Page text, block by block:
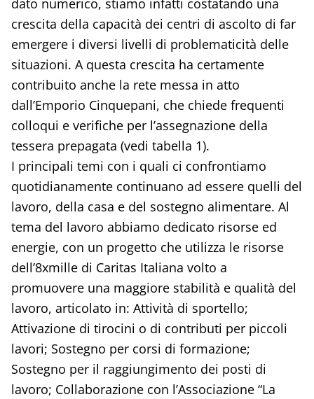
dato numerico, stiamo infatti costatando una
crescita della capacità dei centri di ascolto di far
emergere i diversi livelli di problematicità delle
situazioni. A questa crescita ha certamente
contribuito anche la rete messa in atto
dall’Emporio Cinquepani, che chiede frequenti
colloqui e verifiche per l’assegnazione della
tessera prepagata (vedi tabella 1).
I principali temi con i quali ci confrontiamo
quotidianamente continuano ad essere quelli del
lavoro, della casa e del sostegno alimentare. Al
tema del lavoro abbiamo dedicato risorse ed
energie, con un progetto che utilizza le risorse
dell’8xmille di Caritas Italiana volto a
promuovere una maggiore stabilità e qualità del
lavoro, articolato in: Attività di sportello;
Attivazione di tirocini o di contributi per piccoli
lavori; Sostegno per corsi di formazione;
Sostegno per il raggiungimento dei posti di
lavoro; Collaborazione con l’Associazione “La